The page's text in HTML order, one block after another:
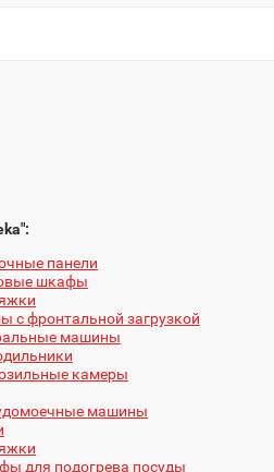
панели
шкафы
с фронтальной загрузкой
машины
камеры
машины
для подогрева посуды